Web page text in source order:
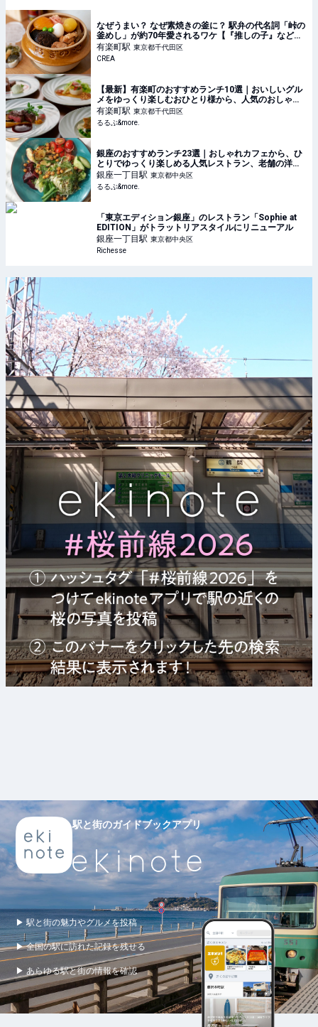
なぜうまい？ なぜ素焼きの釜に？ 駅弁の代名詞「峠の
釜めし」が約70年愛されるワケ【『推しの子』などア
ニメコラボも！】
有楽町駅 東京都千代田区
CREA
【最新】有楽町のおすすめランチ10選｜おいしいグル
メをゆっくり楽しむおひとり様から、人気のおしゃれ
デートまで！｜るるぶ&more.
有楽町駅 東京都千代田区
るるぶ&more.
銀座のおすすめランチ23選｜おしゃれカフェから、ひ
とりでゆっくり楽しめる人気レストラン、老舗の洋
食・和食まで！｜るるぶ&more.
銀座一丁目駅 東京都中央区
るるぶ&more.
「東京エディション銀座」のレストラン「Sophie at
EDITION」がトラットリアスタイルにリニューアル
銀座一丁目駅 東京都中央区
Richesse
駅と街のガイドブックアプリ
▶ 駅と街の魅力やグルメを投稿
▶ 全国の駅に訪れた記録を残せる
▶ あらゆる駅と街の情報を確認